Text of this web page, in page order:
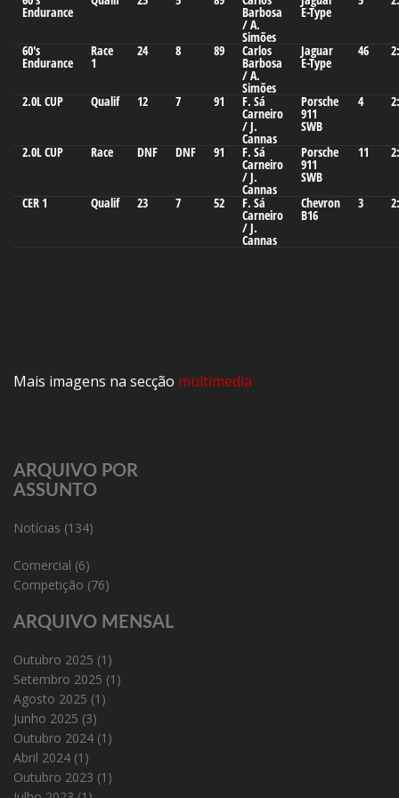
Endurance Barbosa
/ A.
Simões
E-Type
60's
Endurance
Race
1
24 8 89 Carlos
Barbosa
/ A.
Simões
Jaguar
E-Type
46
2.0L CUP Qualif 12 7 91 F. Sá
Carneiro
/ J.
Cannas
Porsche
911
SWB
4
2.0L CUP Race DNF DNF 91 F. Sá
Carneiro
/ J.
Cannas
Porsche
911
SWB
11
CER 1 Qualif 23 7 52 F. Sá
Carneiro
/ J.
Cannas
Chevron
B16
3
Mais imagens na secção multimedia
ARQUIVO POR
ASSUNTO
Notícias (134)
Comercial (6)
Competição (76)
ARQUIVO MENSAL
Outubro 2025 (1)
Setembro 2025 (1)
Agosto 2025 (1)
Junho 2025 (3)
Outubro 2024 (1)
Abril 2024 (1)
Outubro 2023 (1)